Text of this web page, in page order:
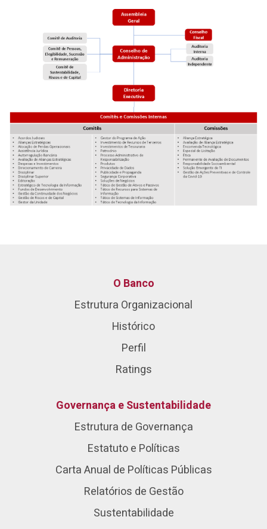
O Banco
Estrutura Organizacional
Histórico
Perfil
Ratings
Governança e Sustentabilidade
Estrutura de Governança
Estatuto e Políticas
Carta Anual de Políticas Públicas
Relatórios de Gestão
Sustentabilidade